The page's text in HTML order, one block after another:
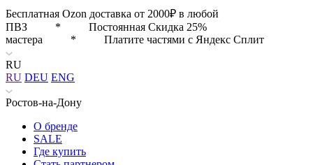
Бесплатная Ozon доставка от 2000₽ в любой
ПВЗ * Постоянная Скидка 25%
мастера * Платите частями с Яндекс Сплит
RU
RU DEU ENG
Ростов-на-Дону
О бренде
SALE
Где купить